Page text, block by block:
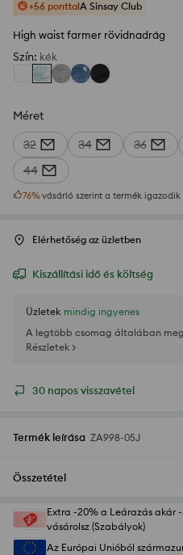
+56 ponttalA Sinsay Club
High waist farmer rövidnadrág
Szín: kék
Méret
32 34 36
44
76%vásárló szerint a termék igazodik
Elérhetőség az üzletben
Kiszállítási idő és költség
Üzletek mindig ingyenes
A legtöbb csomag általában
Részletek >
30 napos visszavétel
Termék leírása ZA998-05J
Összetétel
Extra -20% a Leárazás akár
vásárolsz (Szabályok)
Az Európai Unióból